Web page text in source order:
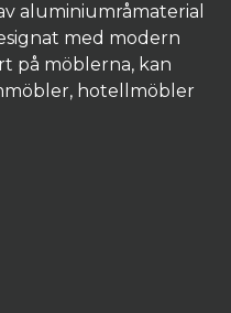
aluminiumråmaterial
med modern
på möblerna, kan
hotellmöbler